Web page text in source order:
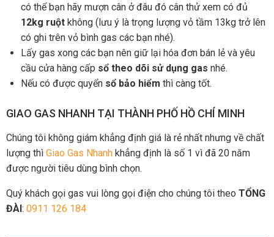
có thể bạn hãy mượn cân ở đâu đó cân thử xem có đủ
12kg ruột không (lưu ý là trọng lượng vỏ tầm 13kg trở lên
có ghi trên vỏ bình gas các bạn nhé).
Lấy gas xong các bạn nên giữ lại hóa đơn bán lẻ và yêu
cầu cửa hàng cấp sổ theo dõi sử dụng gas nhé.
Nếu có được quyển sổ bảo hiểm thì càng tốt.
GIAO GAS NHANH TẠI THÀNH PHỐ HỒ CHÍ MINH
Chúng tôi không giám khẳng định giá là rẻ nhất nhưng về chất
lượng thì Giao Gas Nhanh khẳng định là số 1 vì đã 20 năm
được người tiêu dùng bình chọn.
Quý khách gọi gas vui lòng gọi điện cho chúng tôi theo TỔNG
ĐÀI: 0911 126 184